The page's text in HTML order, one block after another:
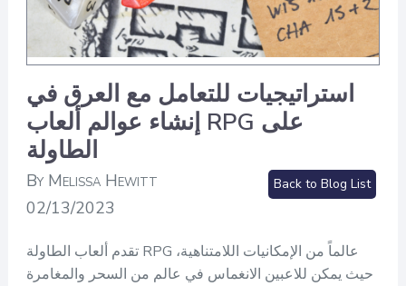
استراتيجيات للتعامل مع العرق في
إنشاء عوالم ألعاب RPG على
الطاولة
By Melissa Hewitt
02/13/2023
Back to Blog List
تقدم ألعاب الطاولة RPG عالماً من الإمكانيات اللامتناهية،
حيث يمكن للاعبين الانغماس في عالم من السحر والمغامرة